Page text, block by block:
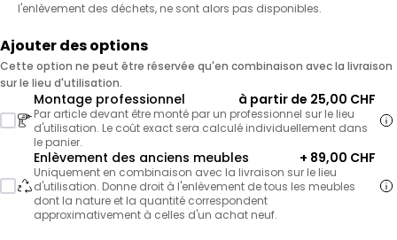
l'enlèvement des déchets, ne sont alors pas disponibles.
Ajouter des options
Cette option ne peut être réservée qu'en combinaison avec la livraison
sur le lieu d'utilisation.
Montage professionnel à partir de 25,00 CHF
Par article devant être monté par un professionnel sur le lieu
d'utilisation. Le coût exact sera calculé individuellement dans
le panier.
Enlèvement des anciens meubles + 89,00 CHF
Uniquement en combinaison avec la livraison sur le lieu
d'utilisation. Donne droit à l'enlèvement de tous les meubles
dont la nature et la quantité correspondent
approximativement à celles d'un achat neuf.